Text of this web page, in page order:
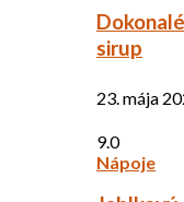
sirup
23. mája
9.0
Nápoje